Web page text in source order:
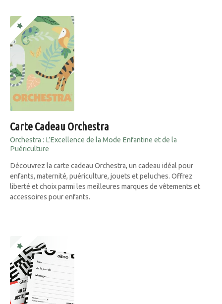
Carte Cadeau Orchestra
Orchestra : L’Excellence de la Mode Enfantine et de la
Puériculture
Découvrez la carte cadeau Orchestra, un cadeau idéal pour
enfants, maternité, puériculture, jouets et peluches. Offrez
liberté et choix parmi les meilleures marques de vêtements et
accessoires pour enfants.